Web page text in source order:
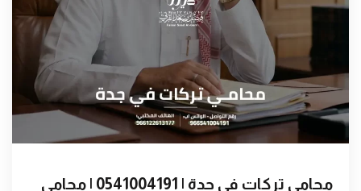
محامي تركات في جدة | 0541004191 | محامي